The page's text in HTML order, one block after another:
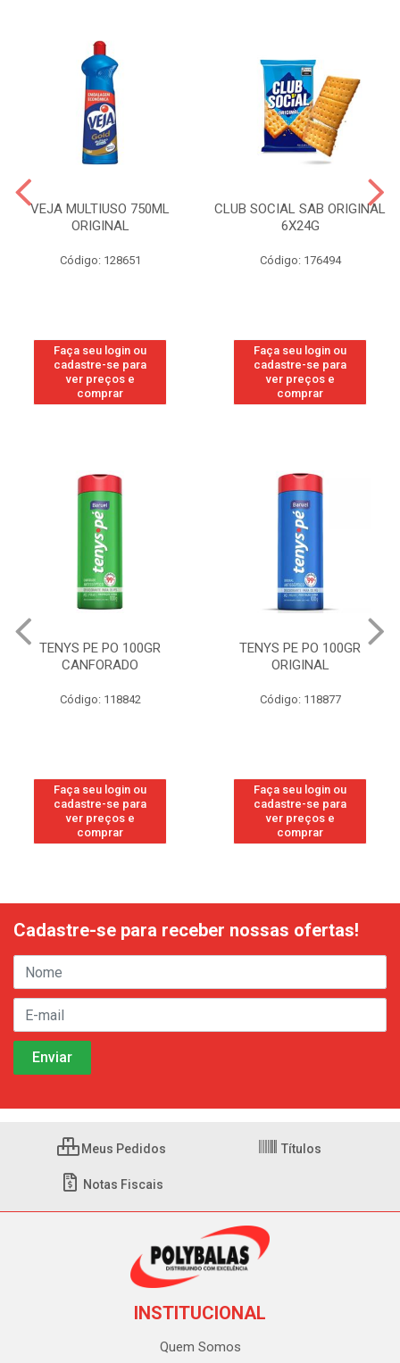
VEJA MULTIUSO 750ML
ORIGINAL
Código: 128651
Faça seu login ou
cadastre-se para
ver preços e
comprar
CLUB SOCIAL SAB ORIGINAL
6X24G
Código: 176494
Faça seu login ou
cadastre-se para
ver preços e
comprar
TENYS PE PO 100GR
CANFORADO
Código: 118842
Faça seu login ou
cadastre-se para
ver preços e
comprar
TENYS PE PO 100GR
ORIGINAL
Código: 118877
Faça seu login ou
cadastre-se para
ver preços e
comprar
Cadastre-se para receber nossas ofertas!
Meus Pedidos Títulos
Notas Fiscais
INSTITUCIONAL
Quem Somos